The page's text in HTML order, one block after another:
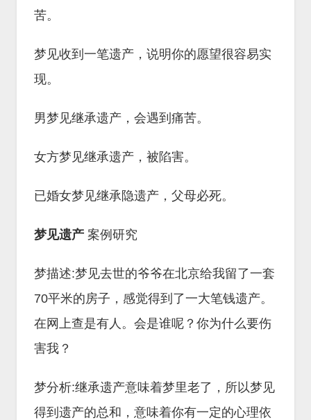
苦。
梦见收到一笔遗产，说明你的愿望很容易实
现。
男梦见继承遗产，会遇到痛苦。
女方梦见继承遗产，被陷害。
已婚女梦见继承隐遗产，父母必死。
梦见遗产 案例研究
梦描述:梦见去世的爷爷在北京给我留了一套
70平米的房子，感觉得到了一大笔钱遗产。
在网上查是有人。会是谁呢？你为什么要伤
害我？
梦分析:继承遗产意味着梦里老了，所以梦见
得到遗产的总和，意味着你有一定的心理依